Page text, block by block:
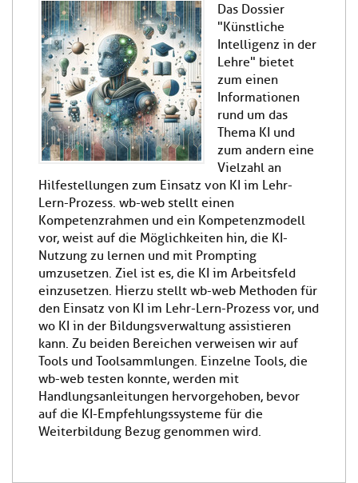
Das Dossier
"Künstliche
Intelligenz in der
Lehre" bietet
zum einen
Informationen
rund um das
Thema KI und
zum andern eine
Vielzahl an
Hilfestellungen zum Einsatz von KI im Lehr-
Lern-Prozess. wb-web stellt einen
Kompetenzrahmen und ein Kompetenzmodell
vor, weist auf die Möglichkeiten hin, die KI-
Nutzung zu lernen und mit Prompting
umzusetzen. Ziel ist es, die KI im Arbeitsfeld
einzusetzen. Hierzu stellt wb-web Methoden für
den Einsatz von KI im Lehr-Lern-Prozess vor, und
wo KI in der Bildungsverwaltung assistieren
kann. Zu beiden Bereichen verweisen wir auf
Tools und Toolsammlungen. Einzelne Tools, die
wb-web testen konnte, werden mit
Handlungsanleitungen hervorgehoben, bevor
auf die KI-Empfehlungssysteme für die
Weiterbildung Bezug genommen wird.